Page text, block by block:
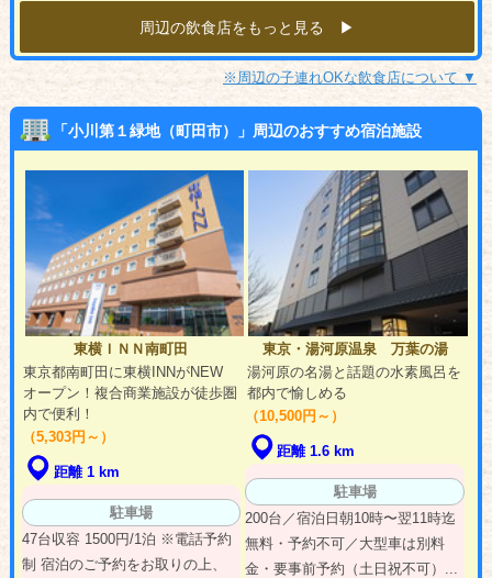
周辺の飲食店をもっと見る ▶︎
※周辺の子連れOKな飲食店について ▼
「小川第１緑地（町田市）」周辺のおすすめ宿泊施設
東横ＩＮＮ南町田
東京都南町田に東横INNがNEW
オープン！複合商業施設が徒歩圏
内で便利！
（5,303円～）
距離 1 km
駐車場
47台収容 1500円/1泊 ※電話予約
制 宿泊のご予約をお取りの上、
東京・湯河原温泉 万葉の湯
湯河原の名湯と話題の水素風呂を
都内で愉しめる
（10,500円～）
距離 1.6 km
駐車場
200台／宿泊日朝10時〜翌11時迄
無料・予約不可／大型車は別料
金・要事前予約（土日祝不可）...